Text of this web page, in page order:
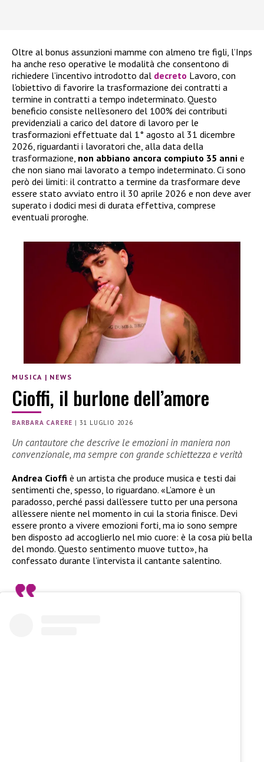
Oltre al bonus assunzioni mamme con almeno tre figli, l’Inps
ha anche reso operative le modalità che consentono di
richiedere l’incentivo introdotto dal decreto Lavoro, con
l’obiettivo di favorire la trasformazione dei contratti a
termine in contratti a tempo indeterminato. Questo
beneficio consiste nell’esonero del 100% dei contributi
previdenziali a carico del datore di lavoro per le
trasformazioni effettuate dal 1° agosto al 31 dicembre
2026, riguardanti i lavoratori che, alla data della
trasformazione, non abbiano ancora compiuto 35 anni e
che non siano mai lavorato a tempo indeterminato. Ci sono
però dei limiti: il contratto a termine da trasformare deve
essere stato avviato entro il 30 aprile 2026 e non deve aver
superato i dodici mesi di durata effettiva, comprese
eventuali proroghe.
MUSICA | NEWS
Cioffi, il burlone dell’amore
BARBARA CARERE | 31 LUGLIO 2026
Un cantautore che descrive le emozioni in maniera non
convenzionale, ma sempre con grande schiettezza e verità
Andrea Cioffi è un artista che produce musica e testi dai
sentimenti che, spesso, lo riguardano. «L’amore è un
paradosso, perché passi dall’essere tutto per una persona
all’essere niente nel momento in cui la storia finisce. Devi
essere pronto a vivere emozioni forti, ma io sono sempre
ben disposto ad accoglierlo nel mio cuore: è la cosa più bella
del mondo. Questo sentimento muove tutto», ha
confessato durante l’intervista il cantante salentino.